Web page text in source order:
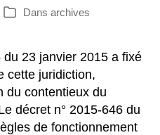
Catégories
Dans archives
du 23 janvier 2015 a fixé
cette juridiction,
du contentieux du
décret n° 2015-646 du
de fonctionnement